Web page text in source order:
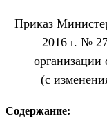
Приказ
2016 г. №
организации
(с
Содержание: